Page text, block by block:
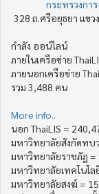
กระทรวงกา
328 ถ.ศรีอยุธยา แขว
กำลัง ออน์ไลน์
ภายในเครือข่าย
ภายนอกเครือข่าย
รวม 3,488 คน
More info..
นอก ThaiLIS =
มหาวิทยาลัยสังกัดทบ
มหาวิทยาลัยราชภัฏ =
มหาวิทยาลัยเทคโนโล
มหาวิทยาลัยสงฆ์ =